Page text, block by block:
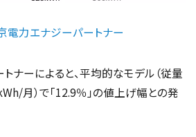
電力エナジーパートナー
ナーによると、平均的なモデル（従量
月）で「12.9％」の値上げ幅との発